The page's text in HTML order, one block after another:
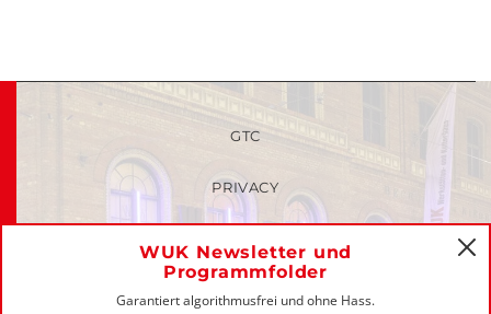
WUK Newsletter und
Programmfolder
Garantiert algorithmusfrei und ohne Hass.
GTC
PRIVACY